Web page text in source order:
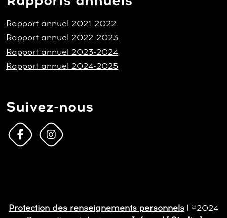
Rapport annuel 2021-2022
Rapport annuel 2022-2023
Rapport annuel 2023-2024
Rapport annuel 2024-2025
Suivez-nous
Protection des renseignements personnels | ©2024